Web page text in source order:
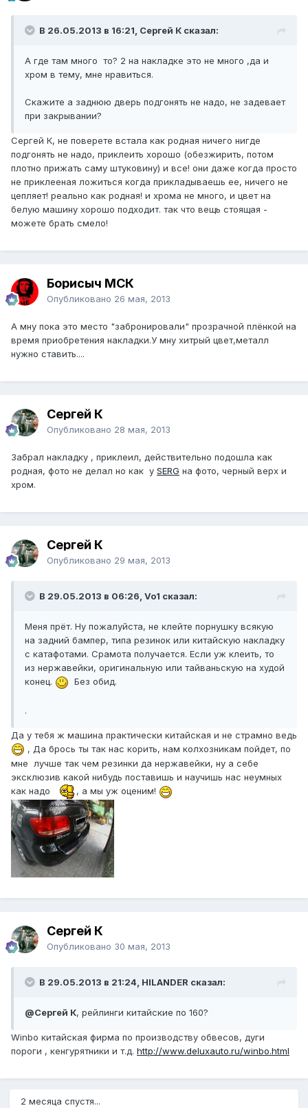
В 26.05.2013 в 16:21, Сергей К сказал:
А где там много то? 2 на накладке это не много ,да и
хром в тему, мне нравиться.
Скажите а заднюю дверь подгонять не надо, не задевает
при закрывании?
Сергей К, не поверете встала как родная ничего нигде
подгонять не надо, приклеить хорошо (обезжирить, потом
плотно прижать саму штуковину) и все! они даже когда просто
не приклееная ложиться когда прикладываешь ее, ничего не
цепляет! реально как родная! и хрома не много, и цвет на
белую машину хорошо подходит. так что вещь стоящая -
можете брать смело!
Борисыч МСК
Опубликовано 26 мая, 2013
А мну пока это место "забронировали" прозрачной плёнкой на
время приобретения накладки.У мну хитрый цвет,металл
нужно ставить....
Сергей К
Опубликовано 28 мая, 2013
Забрал накладку , приклеил, действительно подошла как
родная, фото не делал но как у SERG на фото, черный верх и
хром.
Сергей К
Опубликовано 29 мая, 2013
В 29.05.2013 в 06:26, Vo1 сказал:
Меня прёт. Ну пожалуйста, не клейте порнушку всякую
на задний бампер, типа резинок или китайскую накладку
с катафотами. Срамота получается. Если уж клеить, то
из нержавейки, оригинальную или тайваньскую на худой
конец.
Без обид.
.
Да у тебя ж машина практически китайская и не страмно ведь
, Да брось ты так нас корить, нам колхозникам пойдет, по
мне лучше так чем резинки да нержавейки, ну а себе
эксклюзив какой нибудь поставишь и научишь нас неумных
как надо
, а мы уж оценим!
Сергей К
Опубликовано 30 мая, 2013
В 29.05.2013 в 21:24, HILANDER сказал:
@Сергей К, рейлинги китайские по 160?
Winbo китайская фирма по производству обвесов, дуги
пороги , кенгурятники и т.д. http://www.deluxauto.ru/winbo.html
2 месяца спустя...